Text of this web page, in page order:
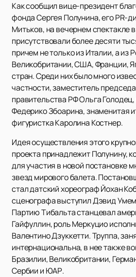
Как сообщил вице-президент
фонда Сергея Полунина, его PR-
Митьков, на вечернем спектакле
присутствовали более десяти
причем не только из Италии, а из
Великобритании, США, Франции,
стран. Среди них было много
частности, заместитель
правительства РФ Ольга
Федерико Збоарина, знаменитая
фигуристка Каролина Костнер.
Идея осуществления этого
проекта принадлежит Полунину,
для участия в новой постановке
звезд мирового балета.
стал датский хореограф Йохан
сценографа выступил Дэвид
Партию Тибальта станцевал
Гайфуллин, роль Меркуцио
Валентино Дзуккетти. Труппа,
интернациональна, в нее также
Бразилии, Великобритании,
Сербии и ЮАР.